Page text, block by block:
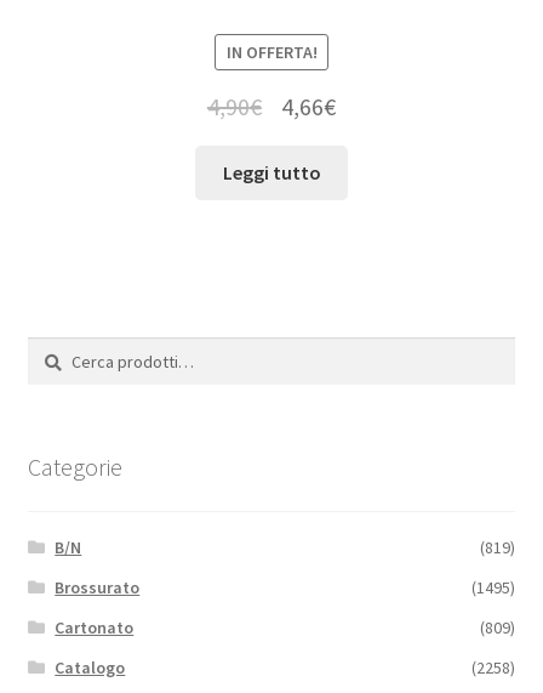
IN OFFERTA!
4,90€ 4,66€
Leggi tutto
Cerca:
Cerca
Categorie
B/N
(819)
Brossurato
(1495)
Cartonato
(809)
Catalogo
(2258)